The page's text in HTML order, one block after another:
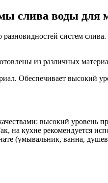
слива воды для
разновидностей систем
из различных
Обеспечивает высокий
высокий уровень
на кухне рекомендуется
(умывальник, ванна,